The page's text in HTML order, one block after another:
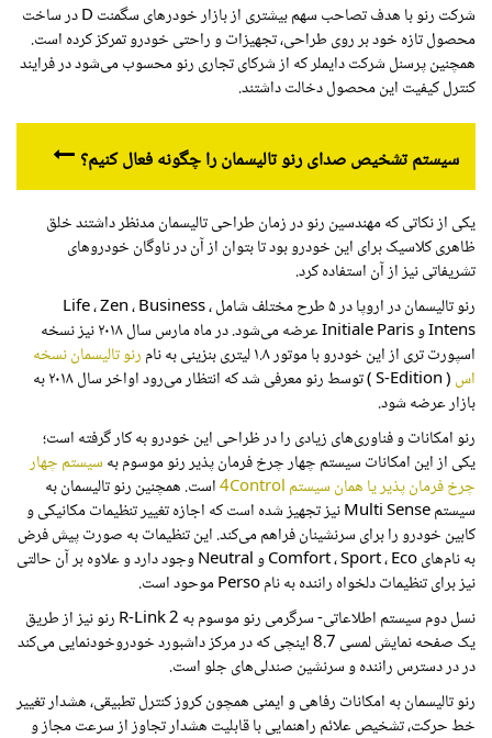
شرکت رنو با هدف تصاحب سهم بیشتری از بازار خودرهای سگمنت
در ساخت
محصول تازه خود بر روی طراحی، تجهیزات و راحتی خودرو تمرکز کرده است.
همچنین پرسنل شرکت دایملر که از شرکای تجاری رنو محسوب می‌شود در فرایند
کنترل کیفیت این محصول دخالت داشتند.
سیستم تشخیص صدای رنو تالیسمان را چگونه فعال کنیم؟
یکی از نکاتی که مهندسین رنو در زمان طراحی تالیسمان مدنظر داشتند خلق
ظاهری کلاسیک برای این خودرو بود تا بتوان از آن در ناوگان خودروهای
تشریفاتی نیز از آن استفاده کرد.
رنو تالیسمان در اروپا در ۵ طرح مختلف شامل
،Zen،Business،
Intensو
عرضه می‌شود. در ماه مارس سال ۲۰۱۸ نیز نسخه
اسپورت تری از این خودرو با موتور ۱.۸ لیتری بنزینی به نام
رنو تالیسمان نسخه
اس(
) توسط رنو معرفی شد که انتظار می‌رود اواخر سال ۲۰۱۸ به
بازار عرضه شود.
رنو امکانات و فناوری‌های زیادی را در ظراحی این خودرو به کار گرفته است؛
یکی از این امکانات سیستم چهار چرخ فرمان پذیر رنو موسوم بهسیستم چهار
چرخ فرمان پذیر یا همان سیستم
است. همچنین رنو تالیسمان به
سیستم
نیز تجهیز شده است که اجازه تغییر تنظیمات مکانیکی و
کابین خودرو را برای سرنشینان فراهم می‌کند. این تنظیمات به صورت پیش فرض
به نام‌های
،Sport،Eco و
وجود دارد و علاوه بر آن حالتی
نیز برای تنظیمات دلخواه راننده به نام
موحود است.
نسل دوم سیستم اطلاعاتی- سرگرمی رنو موسوم به
رنو نیز از طریق
یک صفحه نمایش لمسی 8.7 اینچی که در مرکز داشبورد خودروخودنمایی می‌کند
در در دسترس راننده و سرنشین صندلی‌های جلو است.
رنو تالیسمان به امکانات رفاهی و ایمنی همچون کروز کنترل تطبیقی، هشدار تغییر
خط حرکت، تشخیص علائم راهنمایی با قابلیت هشدار تجاوز از سرعت مجاز و